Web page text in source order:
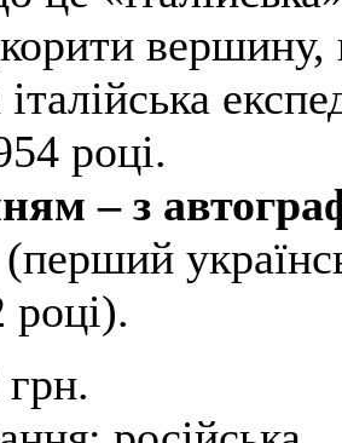
італійська
році.
– з
(перший